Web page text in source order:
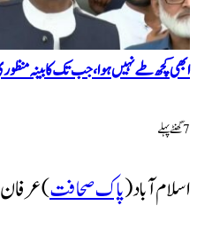
ابھی کچھ طے نہیں ہوا، جب تک کابینہ
7 گھنٹےپہلے
اسلام آباد (پاک صحافت) عرفان صدیقی کا